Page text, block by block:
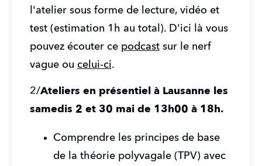
l'atelier sous forme de lecture, vidéo et
test (estimation 1h au total). D'ici là vous
pouvez écouter ce podcast sur le nerf
vague ou celui-ci.
2/Ateliers en présentiel à Lausanne les
samedis 2 et 30 mai de 13h00 à 18h.
Comprendre les principes de base
de la théorie polyvagale (TPV) avec